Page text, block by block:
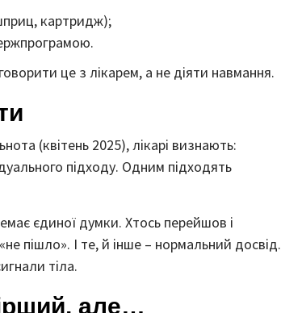
картридж);
це з лікарем, а не діяти навмання.
(квітень 2025), лікарі визнають:
підходу. Одним підходять
єдиної думки. Хтось перейшов і
пішло». І те, й інше – нормальний досвід.
тіла.
але…